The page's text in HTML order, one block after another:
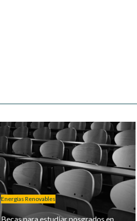
Energías Renovables
Becas para estudiar posgrados en